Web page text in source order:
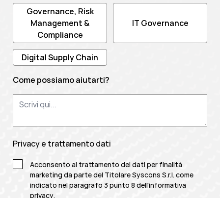
Governance, Risk
Management &
Compliance
IT Governance
Digital Supply Chain
Come possiamo aiutarti?
Privacy e trattamento dati
Acconsento al trattamento dei dati per finalità
marketing da parte del Titolare Syscons S.r.l. come
indicato nel paragrafo 3 punto 8 dell'informativa
privacy.